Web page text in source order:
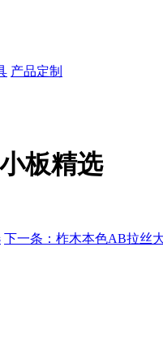
产品定制
板精选
下一条：柞木本色AB拉丝